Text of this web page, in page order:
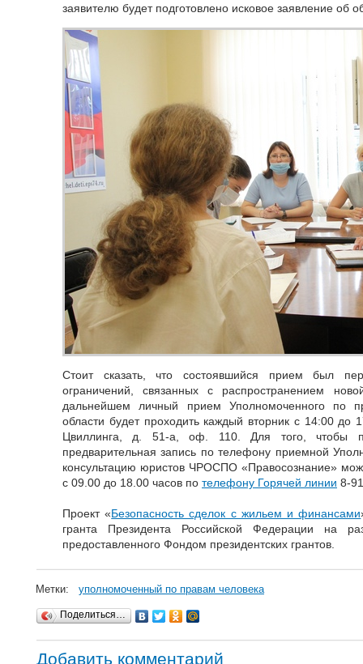
заявителю будет подготовлено исковое заявление об
Стоит сказать, что состоявшийся прием был
ограничений, связанных с распространением
дальнейшем личный прием Уполномоченного по
области будет проходить каждый вторник с 14:00 до
Цвиллинга, д. 51-а, оф. 110. Для того, чтобы
предварительная запись по телефону приемной
консультацию юристов ЧРОСПО «Правосознание»
с 09.00 до 18.00 часов по телефону Горячей линии 8-
Проект «Безопасность сделок с жильем и финансами
гранта Президента Российской Федерации на
предоставленного Фондом президентских грантов.
Метки: уполномоченный по правам человека
Поделиться…
Добавить комментарий